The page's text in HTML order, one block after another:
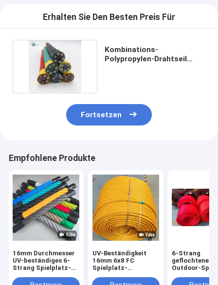
Erhalten Sie Den Besten Preis Für
Kombinations-
Polypropylen-Drahtseil
Fortsetzen
Empfohlene Produkte
16mm Durchmesser
UV-beständiges 6-
Strang Spielplatz-
Stahldrahtkern
UV-Beständigkeit
16mm 6x8 FC
Spielplatz-
für Spielplatz-
6-Strang
geflochtenes
Outdoor-
Kletternetz